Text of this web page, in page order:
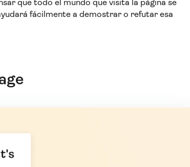
que todo el mundo que visita la página se
fácilmente a demostrar o refutar esa